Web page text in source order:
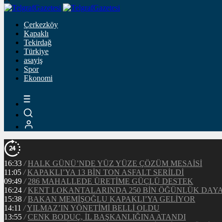
Çerkezköy
Kapaklı
Tekirdağ
Türkiye
asayiş
Spor
Ekonomi
16:33 / HALK GÜNÜ’NDE YÜZ YÜZE ÇÖZÜM MESAİSİ
11:05 / KAPAKLI’YA 13 BİN TON ASFALT SERİLDİ
09:49 / 286 MAHALLEDE ÜRETİME GÜÇLÜ DESTEK
16:24 / KENT LOKANTALARINDA 250 BİN ÖĞÜNLÜK
15:38 / BAKAN MEMİŞOĞLU KAPAKLI’YA GELİYOR
14:11 /YILMAZ’IN YÖNETİMİ BELLİ OLDU
13:55 / CENK BODUÇ, İL BAŞKANLIĞINA ATANDI